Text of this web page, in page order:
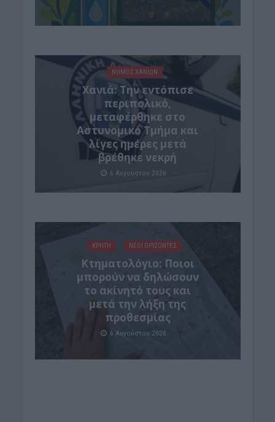
ΝΟΜΌΣ ΧΑΝΊΩΝ
Χανιά: Την εντόπισε
περιπολικό,
μεταφέρθηκε στο
Αστυνομικό Τμήμα και
λίγες ημέρες μετά
βρέθηκε νεκρή
6 Αυγούστου 2026
ΚΡΗΤΗ ΝΕΟΙ ΟΡΙΖΟΝΤΕΣ
Κτηματολόγιο: Ποιοι
μπορούν να δηλώσουν
το ακίνητό τους και
μετά την λήξη της
προθεσμίας
6 Αυγούστου 2026